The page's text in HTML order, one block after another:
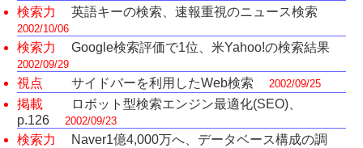
検索力 英語キーの検索、速報重視のニュース検索
2002/10/06
検索力 Google検索評価で1位、米Yahoo!の検索結果
2002/09/29
視点 サイドバーを利用したWeb検索 2002/09/25
掲載
ロボット型検索エンジン最適化(SEO)、
p.126
2002/09/23
検索力
Naver1億4,000万へ、データベース構成の調